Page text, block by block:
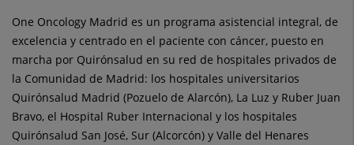
One Oncology Madrid es un programa asistencial integral, de
excelencia y centrado en el paciente con cáncer, puesto en
marcha por Quirónsalud en su red de hospitales privados de
la Comunidad de Madrid: los hospitales universitarios
Quirónsalud Madrid (Pozuelo de Alarcón), La Luz y Ruber Juan
Bravo, el Hospital Ruber Internacional y los hospitales
Quirónsalud San José, Sur (Alcorcón) y Valle del Henares